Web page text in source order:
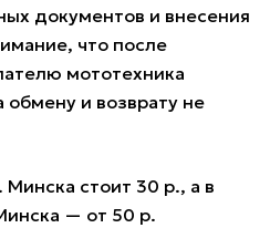
документов и внесения
что после
мототехника
и возврату не
Минска стоит 30 р., а в
— от 50 р.